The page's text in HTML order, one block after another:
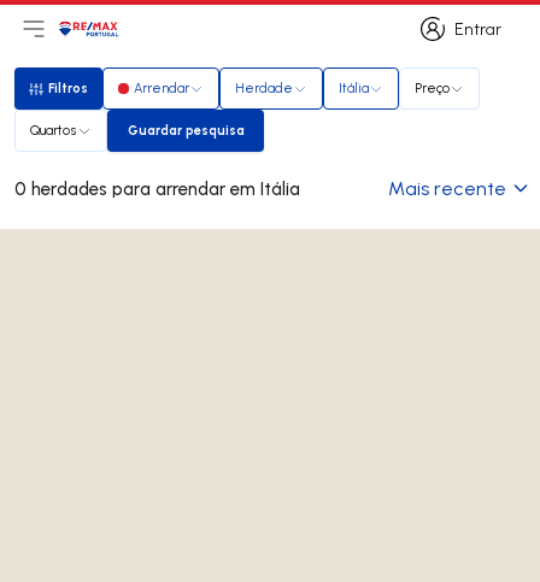
Entrar
Entrar
Abri menu principal
LogoIr para página inicial
Filtros
Filtros Arrendar Herdade Itália Preço
Quartos Guardar pesquisa
Guardar pesquisa
0 herdades para arrendar em Itália Mais recente